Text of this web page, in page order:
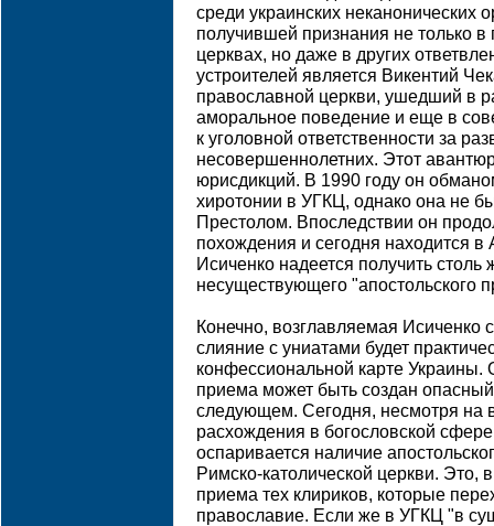
среди украинских неканонических
получившей признания не только
церквах, но даже в других
устроителей является Викентий
православной церкви, ушедший в
аморальное поведение и еще в
к уголовной ответственности за
несовершеннолетних. Этот
юрисдикций. В 1990 году он
хиротонии в УГКЦ, однако она не
Престолом. Впоследствии он
похождения и сегодня находится в
Исиченко надеется получить
несуществующего "апостольского
Конечно, возглавляемая Исиченко
слияние с униатами будет
конфессиональной карте
приема может быть создан опасный
следующем. Сегодня, несмотря на
расхождения в богословской
оспаривается наличие
Римско-католической церкви. Это,
приема тех клириков, которые
православие. Если же в УГКЦ "в